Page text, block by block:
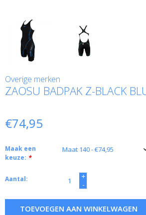
Overige merken
ZAOSU BADPAK Z-BLACK
€74,95
Maak een
keuze: *
Aantal:
+
-
TOEVOEGEN AAN WINKELWAGEN